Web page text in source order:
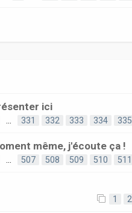
ici
331 332 333 334 335
même, j'écoute ça !
507 508 509 510 511
1 2